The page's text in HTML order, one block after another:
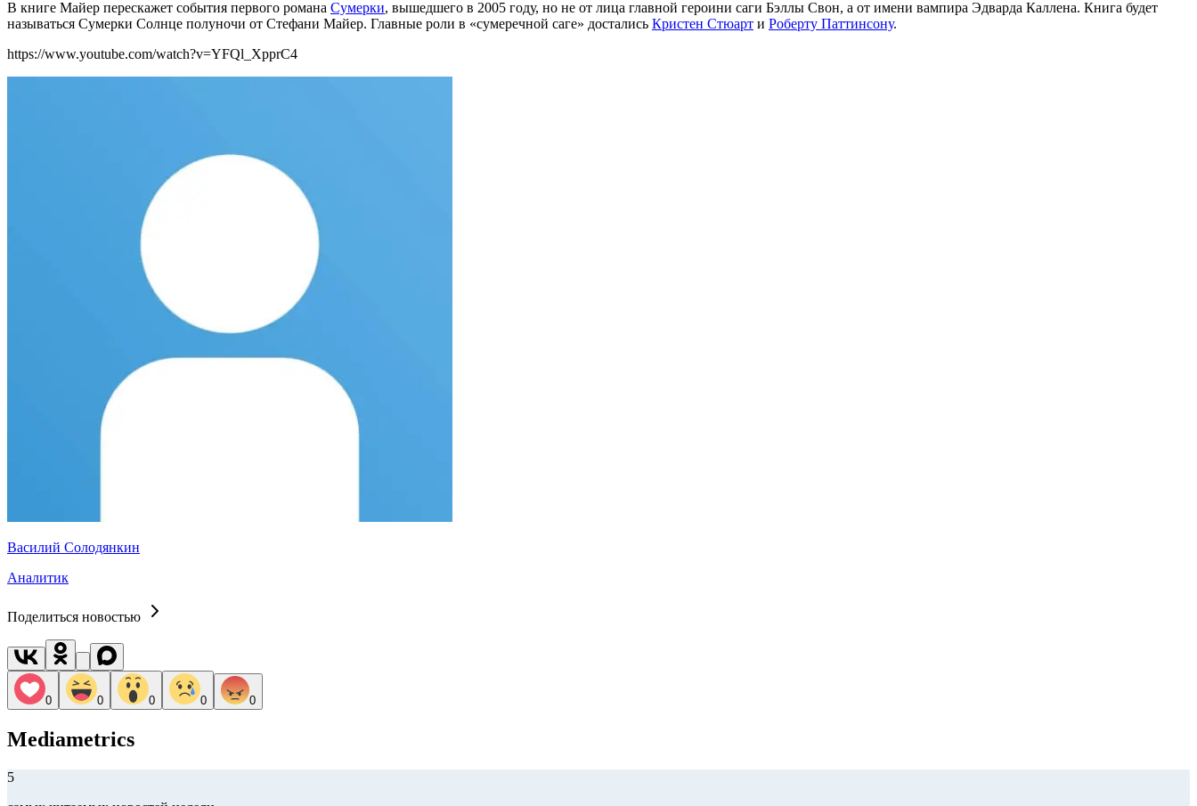
В книге Майер перескажет события первого романа Сумерки, вышедшего в 2005 году, но не от лица главной героини саги Бэллы Свон, а от имени вампира Эдварда Каллена. Книга будет
называться Сумерки Солнце полуночи от Стефани Майер. Главные роли в «сумеречной саге» достались Кристен Стюарт и Роберту Паттинсону.
https://www.youtube.com/watch?v=YFQl_XpprC4
Василий Солодянкин
Аналитик
Поделиться новостью
0 0 0 0 0
Mediametrics
5